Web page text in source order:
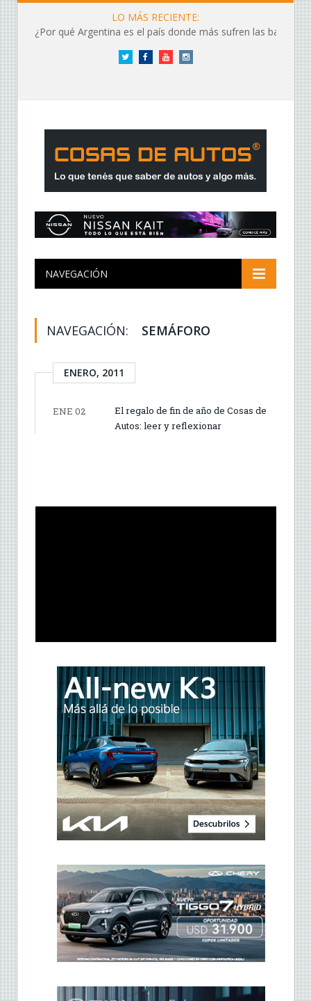
LO MÁS RECIENTE:
¿Por qué Argentina es el país donde más sufren las baterías?
Twitter FacebookYouTubeInstagram
NAVEGACIÓN
NAVEGACIÓN: SEMÁFORO
ENERO, 2011
ENE 02
El regalo de fin de año de Cosas de
Autos: leer y reflexionar